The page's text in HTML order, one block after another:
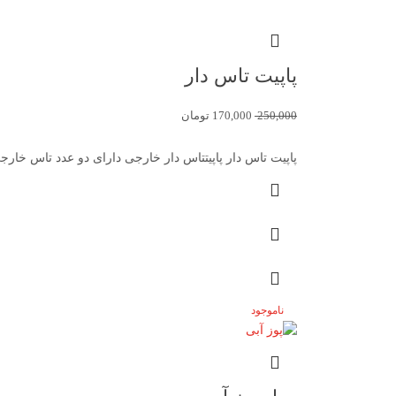
پاپیت تاس دار
250,000
170,000 تومان
پاپیت تاس دار پاپیتتاس دار خارجی دارای دو عدد تاس خارجی 0/5 (0
ناموجود